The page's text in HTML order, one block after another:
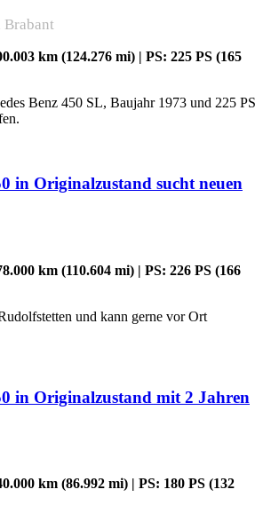
Brabant
km (124.276 mi) | PS: 225 PS (165
Benz 450 SL, Baujahr 1973 und 225 PS
in Originalzustand sucht neuen
km (110.604 mi) | PS: 226 PS (166
und kann gerne vor Ort
in Originalzustand mit 2 Jahren
km (86.992 mi) | PS: 180 PS (132